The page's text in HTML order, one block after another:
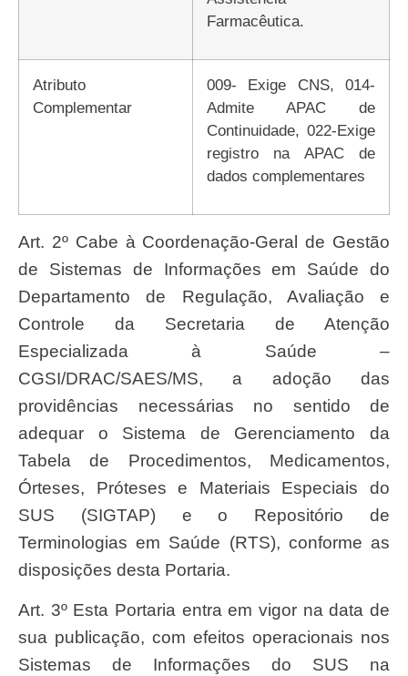
Farmacêutica.
Atributo
Complementar
009- Exige CNS, 014-
Admite APAC de
Continuidade, 022-Exige
registro na APAC de
dados complementares
Art. 2º Cabe à Coordenação-Geral de Gestão
de Sistemas de Informações em Saúde do
Departamento de Regulação, Avaliação e
Controle da Secretaria de Atenção
Especializada à Saúde –
CGSI/DRAC/SAES/MS, a adoção das
providências necessárias no sentido de
adequar o Sistema de Gerenciamento da
Tabela de Procedimentos, Medicamentos,
Órteses, Próteses e Materiais Especiais do
SUS (SIGTAP) e o Repositório de
Terminologias em Saúde (RTS), conforme as
disposições desta Portaria.
Art. 3º Esta Portaria entra em vigor na data de
sua publicação, com efeitos operacionais nos
Sistemas de Informações do SUS na